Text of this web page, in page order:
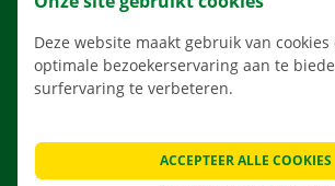
VEELGESTELDE VRAGEN
Deze website maakt gebruik van
optimale bezoekerservaring aan te
surfervaring te verbeteren.
ACCEPTEER ALLE COOKIES